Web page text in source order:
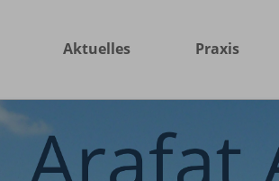
Aktuelles Praxis